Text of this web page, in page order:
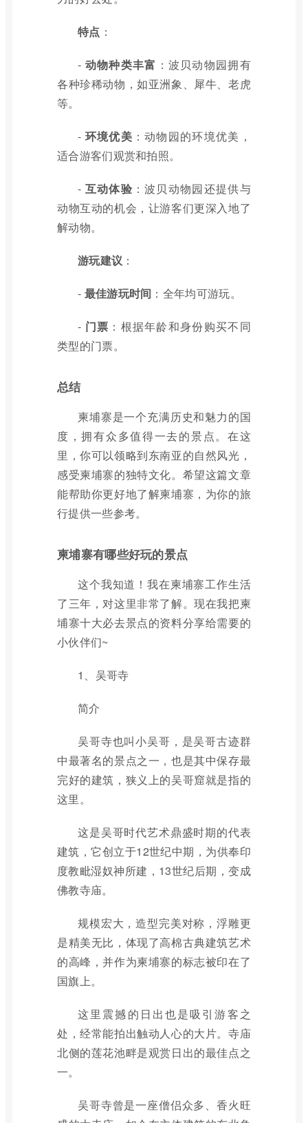
特点 ：
- 动物种类丰富 ：波贝动物园拥有
各种珍稀动物，如亚洲象、犀牛、老虎
等。
- 环境优美 ：动物园的环境优美，
适合游客们观赏和拍照。
- 互动体验 ：波贝动物园还提供与
动物互动的机会，让游客们更深入地了
解动物。
游玩建议 ：
- 最佳游玩时间 ：全年均可游玩。
- 门票 ：根据年龄和身份购买不同
类型的门票。
总结
柬埔寨是一个充满历史和魅力的国
度，拥有众多值得一去的景点。在这
里，你可以领略到东南亚的自然风光，
感受柬埔寨的独特文化。希望这篇文章
能帮助你更好地了解柬埔寨，为你的旅
行提供一些参考。
柬埔寨有哪些好玩的景点
这个我知道！我在柬埔寨工作生活
了三年，对这里非常了解。现在我把柬
埔寨十大必去景点的资料分享给需要的
小伙伴们~
1、吴哥寺
简介
吴哥寺也叫小吴哥，是吴哥古迹群
中最著名的景点之一，也是其中保存最
完好的建筑，狭义上的吴哥窟就是指的
这里。
这是吴哥时代艺术鼎盛时期的代表
建筑，它创立于12世纪中期，为供奉印
度教毗湿奴神所建，13世纪后期，变成
佛教寺庙。
规模宏大，造型完美对称，浮雕更
是精美无比，体现了高棉古典建筑艺术
的高峰，并作为柬埔寨的标志被印在了
国旗上。
这里震撼的日出也是吸引游客之
处，经常能拍出触动人心的大片。寺庙
北侧的莲花池畔是观赏日出的最佳点之
一。
吴哥寺曾是一座僧侣众多、香火旺